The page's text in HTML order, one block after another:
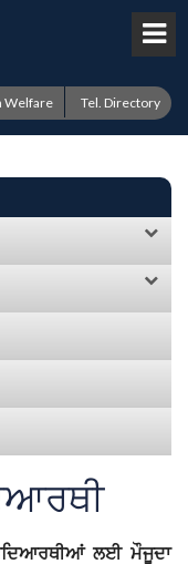
Welfare Tel. Directory
ਲਈ ਮੌਜੂਦਾ